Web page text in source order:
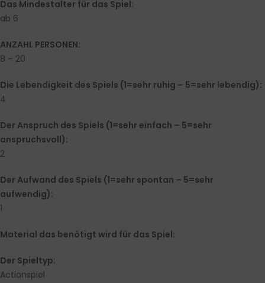
Das Mindestalter für das Spiel:
ab 6
ANZAHL PERSONEN:
8 – 20
Die Lebendigkeit des Spiels (1=sehr ruhig – 5=sehr lebendig):
4
Der Anspruch des Spiels (1=sehr einfach – 5=sehr
anspruchsvoll):
2
Der Aufwand des Spiels (1=sehr spontan – 5=sehr
aufwendig):
1
Material das benötigt wird für das Spiel:
Der Spieltyp:
Actionspiel